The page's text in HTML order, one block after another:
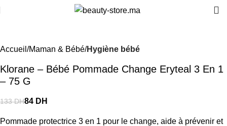
Accueil Maman & Bébé Hygiène bébé
Klorane – Bébé Pommade Change Eryteal 3 En 1
– 75 G
133DH84 DH
Pommade protectrice 3 en 1 pour le change, aide à prévenir et